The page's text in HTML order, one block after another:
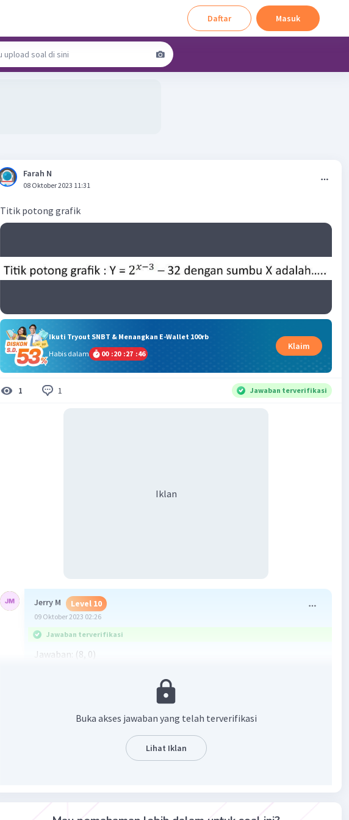
Daftar Masuk
Farah N
08 Oktober 2023 11:31
Titik potong grafik
Ikuti Tryout SNBT & Menangkan E-Wallet 100rb
Habis dalam
00 :20 :27 :46
Klaim
1 1 Jawaban terverifikasi
Iklan
Jerry M Level 10
09 Oktober 2023 02:26
Jawaban terverifikasi
Jawaban: (8, 0)
Titik potong dengan sumbu x atau (x, 0)
Kita fokus ke pangkatnya yaitu
Buka akses jawaban yang telah terverifikasi
Lihat Iklan